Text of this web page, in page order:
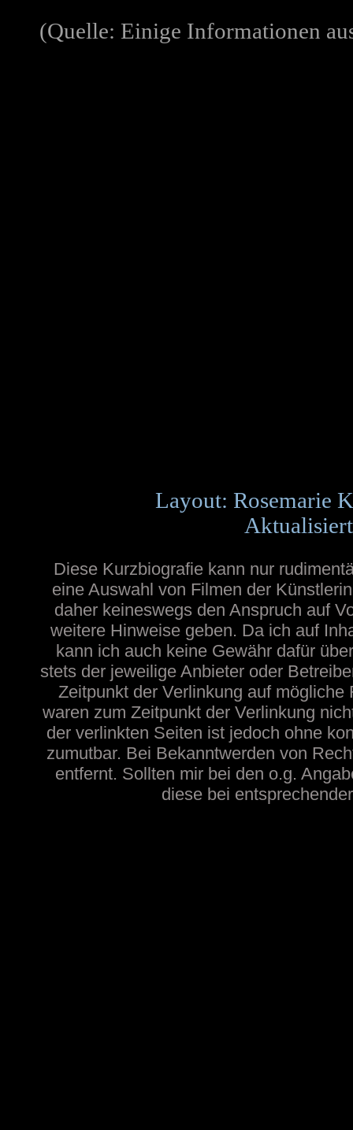
(Quelle: Einige Informationen
Layout: Rosemarie
Diese Kurzbiografie kann nur
eine Auswahl von Filmen der
daher keineswegs den Anspruch auf
weitere Hinweise geben. Da ich auf
kann ich auch keine Gewähr dafür
stets der jeweilige Anbieter oder
Zeitpunkt der Verlinkung auf
waren zum Zeitpunkt der Verlinkung
der verlinkten Seiten ist jedoch ohne
zumutbar. Bei Bekanntwerden von
entfernt. Sollten mir bei den o.g.
diese bei